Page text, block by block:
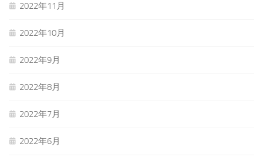
2022年11月
2022年10月
2022年9月
2022年8月
2022年7月
2022年6月